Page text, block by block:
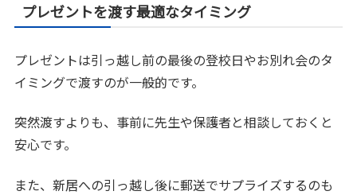
プレゼントを渡す最適なタイミング
プレゼントは引っ越し前の最後の登校日やお別れ会のタ
イミングで渡すのが一般的です。
突然渡すよりも、事前に先生や保護者と相談しておくと
安心です。
また、新居への引っ越し後に郵送でサプライズするのも